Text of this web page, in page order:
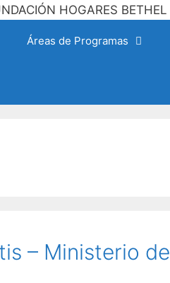
Áreas de Programas
– Ministerio de